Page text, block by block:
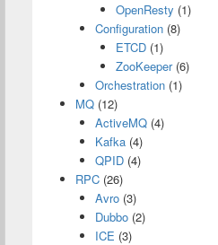
OpenResty (1)
Configuration (8)
ETCD(1)
ZooKeeper(6)
Orchestration (1)
MQ(12)
ActiveMQ (4)
Kafka (4)
QPID (4)
RPC(26)
Avro (3)
Dubbo (2)
ICE (3)